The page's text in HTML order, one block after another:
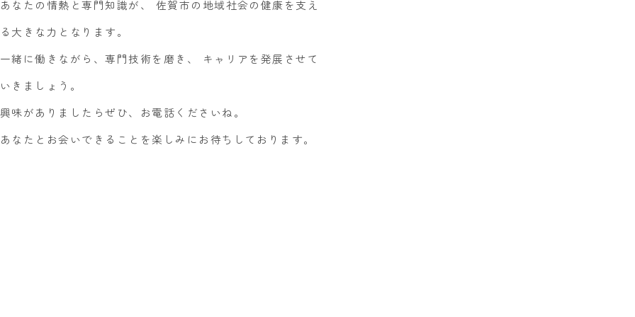
あなたの情熱と専門知識が、 佐賀市の地域社会の健康を支え
る大きな力となります。
一緒に働きながら、専門技術を磨き、 キャリアを発展させて
いきましょう。
興味がありましたらぜひ、お電話くださいね。
あなたとお会いできることを楽しみにお待ちしております。